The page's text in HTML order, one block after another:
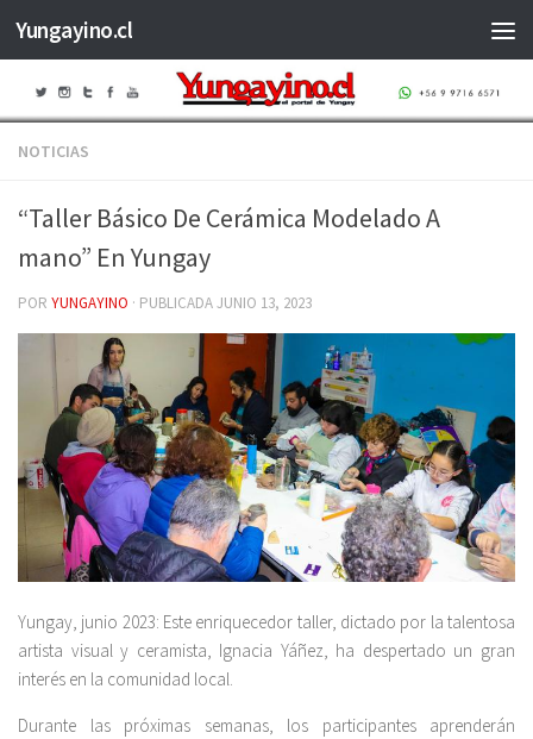
Saltar al contenido
Yungayino.cl
NOTICIAS
“Taller Básico De Cerámica Modelado A
mano” En Yungay
POR YUNGAYINO · PUBLICADAJUNIO 13, 2023
Yungay, junio 2023: Este enriquecedor taller, dictado por la talentosa
artista visual y ceramista, Ignacia Yáñez, ha despertado un gran
interés en la comunidad local.
Durante las próximas semanas, los participantes aprenderán